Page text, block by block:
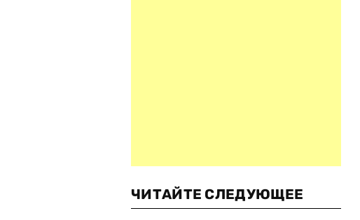
ЧИТАЙТЕ СЛЕДУЮЩЕЕ